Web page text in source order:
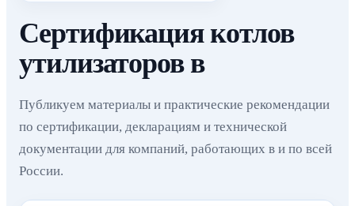
Сертификация котлов
утилизаторов в
Публикуем материалы и практические рекомендации
по сертификации, декларациям и технической
документации для компаний, работающих в и по всей
России.